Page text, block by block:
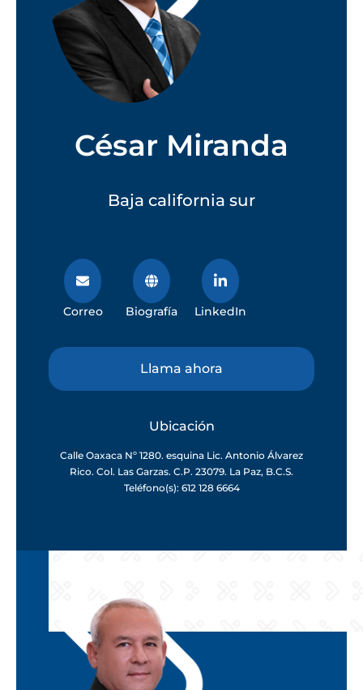
César Miranda
Baja california sur
Correo Biografía LinkedIn
Llama ahora
Ubicación
Calle Oaxaca Nº 1280. esquina Lic. Antonio Álvarez
Rico. Col. Las Garzas. C.P. 23079. La Paz, B.C.S.
Teléfono(s): 612 128 6664